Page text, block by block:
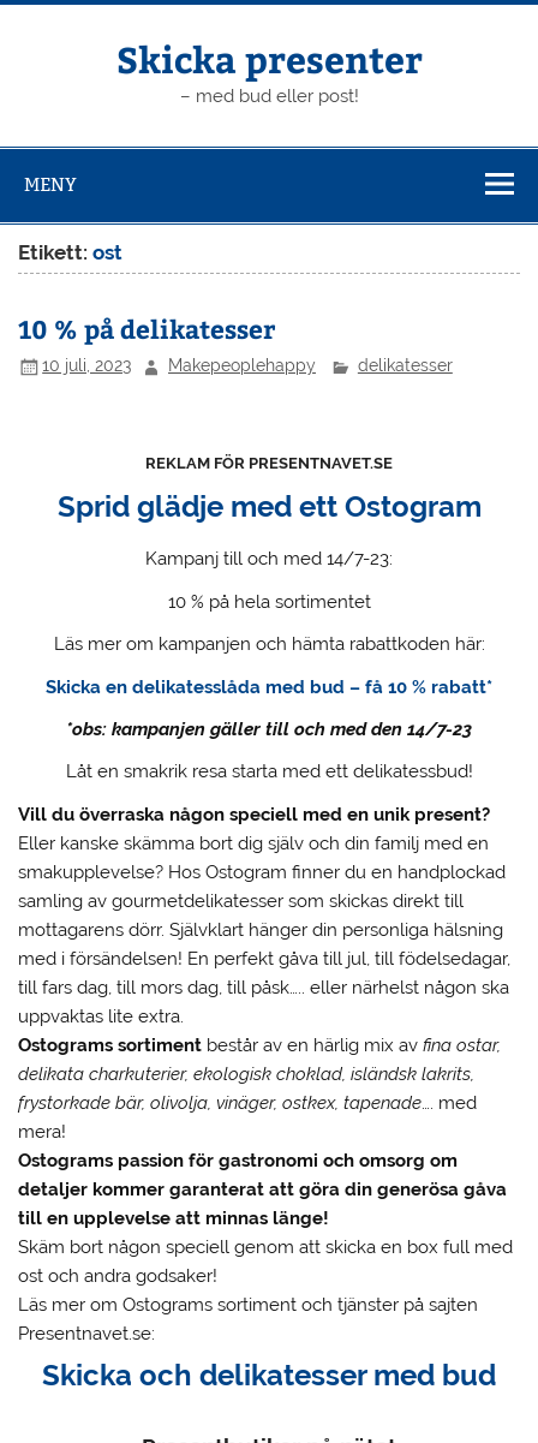
Hoppa
Skicka presenter
– med bud eller post!
MENY
Etikett:ost
10 % på delikatesser
10 juli, 2023 Makepeoplehappy delikatesser
REKLAM FÖR PRESENTNAVET.SE
Sprid glädje med ett Ostogram
Kampanj till och med 14/7-23:
10 % på hela sortimentet
Läs mer om kampanjen och hämta rabattkoden här:
Skicka en delikatesslåda med bud – få 10 % rabatt*
*obs: kampanjen gäller till och med den 14/7-23
Låt en smakrik resa starta med ett delikatessbud!
Vill du överraska någon speciell med en unik present?
Eller kanske skämma bort dig själv och din familj med en
smakupplevelse? Hos Ostogram finner du en handplockad
samling av gourmetdelikatesser som skickas direkt till
mottagarens dörr. Självklart hänger din personliga hälsning
med i försändelsen! En perfekt gåva till jul, till födelsedagar,
till fars dag, till mors dag, till påsk….. eller närhelst någon ska
uppvaktas lite extra.
Ostograms sortiment består av en härlig mix avfina ostar,
delikata charkuterier, ekologisk choklad, isländsk lakrits,
frystorkade bär, olivolja, vinäger, ostkex, tapenade…. med
mera!
Ostograms passion för gastronomi och omsorg om
detaljer kommer garanterat att göra din generösa gåva
till en upplevelse att minnas länge!
Skäm bort någon speciell genom att skicka en box full med
ost och andra godsaker!
Läs mer om Ostograms sortiment och tjänster på sajten
Presentnavet.se:
Skicka och delikatesser med bud